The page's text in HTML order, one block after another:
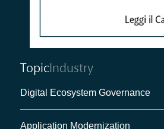
TopicIndustry
Digital Ecosystem Governance
Application Modernization